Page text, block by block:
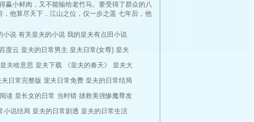
赢小鲜肉，又不能输给老竹马。要受得了群众的八
他算尽天下，江山之位，仅一步之遥 七年后，他
她的这盘棋才刚刚开始。 本文男主第一人称文。
小说 有关皇夫的小说 我的皇夫有点田小说
度云 皇夫的日常男主 皇夫日常(女尊) 皇夫
皇夫啥意思 皇夫下载 《皇夫的春天》
皇夫大
夫日常完整版 宠夫日常免费 皇夫的日常结局
读 皇长女的日常 当时错 拯救美强惨魔尊发
小说结局 皇夫的日常剧透 皇夫的日常生活